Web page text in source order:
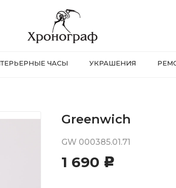
ЧАСЫ УКРАШЕНИЯ
Greenwich
GW 000385.01.71
1 690 c